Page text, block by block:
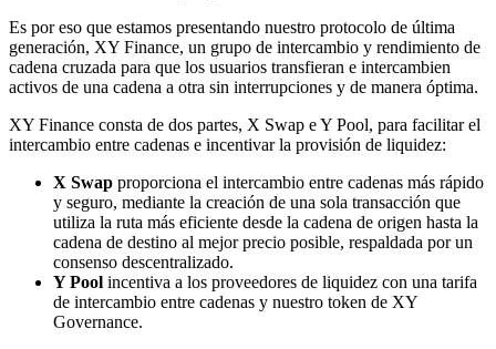
Es por eso que estamos presentando nuestro protocolo de última
generación, XY Finance, un grupo de intercambio y rendimiento de
cadena cruzada para que los usuarios transfieran e intercambien
activos de una cadena a otra sin interrupciones y de manera óptima.
XY Finance consta de dos partes, X Swap e Y Pool, para facilitar el
intercambio entre cadenas e incentivar la provisión de liquidez:
X Swap proporciona el intercambio entre cadenas más rápido
y seguro, mediante la creación de una sola transacción que
utiliza la ruta más eficiente desde la cadena de origen hasta la
cadena de destino al mejor precio posible, respaldada por un
consenso descentralizado.
Y Pool incentiva a los proveedores de liquidez con una tarifa
de intercambio entre cadenas y nuestro token de XY
Governance.